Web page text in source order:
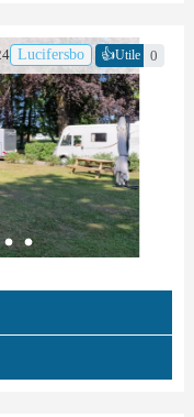
Lucifersbo 👍Utile 0